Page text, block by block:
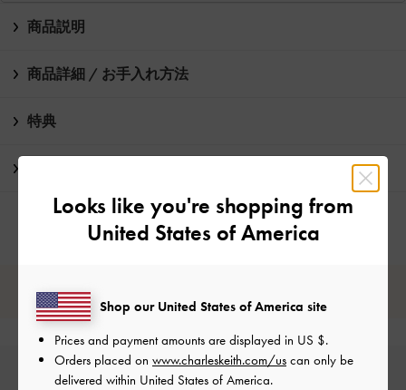
商品説明
商品詳細 / お手入れ方法
特典
レビューは購入した方のみ投稿ができます。
Looks like you're shopping from
United States of America
Shop our United States of America site
Prices and payment amounts are displayed in US $.
Orders placed on www.charleskeith.com/us can only be
delivered within United States of America.